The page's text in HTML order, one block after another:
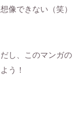
像できない（笑）
し、このマンガの
う！